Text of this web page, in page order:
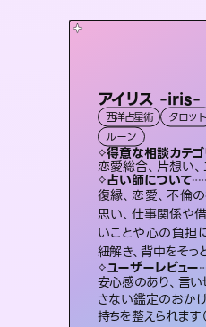
アイリス -iris-
西洋占星術
タロット
ルーン
得意な相談カテゴ
恋愛総合、片想い
占い師について
復縁、恋愛、不倫
思い、仕事関係や
いことや心の負担
紐解き、背中をそっ
ユーザーレビュー
安心感のあり、言
さない鑑定のおか
持ちを整えられます
おう 霊感
霊視・オーラ
オラクルカード
得意な相談
恋愛総合、あ
占い師につ
霊視×オラクル
「未来」そし
ち」まで丁寧
ントを優しく引
ユーザーレビ
不安な気持ち
た…！よく視え
感じました（40
彗望（す
霊視・オ
スピリチュア
得意な
片想い、
占い師
3,700年以
占術「易占
かう道筋を
体的な対策
ユーザー
複雑な背景
いただけま
た（50代 女
セ霊視・
スピリ
得意
片想い
占い
連絡再開、復縁、成就などの報告実績多数。
ユーザ
とても心
らは何も
しゃるん
ス
片占
恋
係」
恋
寧に
ユー
鑑定し
動する
とうご
出
未
ま
た
選択
ユ
職場
本当
打て